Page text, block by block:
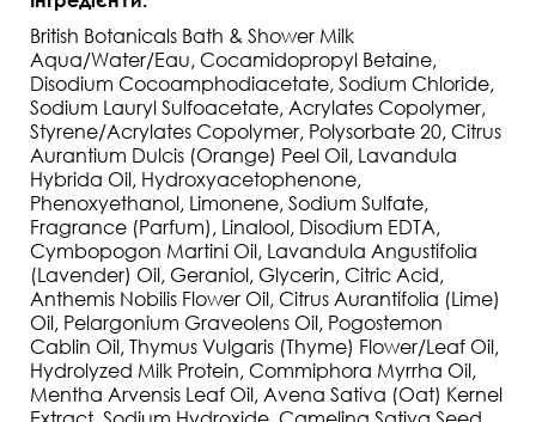
British Botanicals Bath & Shower Milk
Aqua/Water/Eau, Cocamidopropyl Betaine,
Disodium Cocoamphodiacetate, Sodium Chloride,
Sodium Lauryl Sulfoacetate, Acrylates Copolymer,
Styrene/Acrylates Copolymer, Polysorbate 20, Citrus
Aurantium Dulcis (Orange) Peel Oil, Lavandula
Hybrida Oil, Hydroxyacetophenone,
Phenoxyethanol, Limonene, Sodium Sulfate,
Fragrance (Parfum), Linalool, Disodium EDTA,
Cymbopogon Martini Oil, Lavandula Angustifolia
(Lavender) Oil, Geraniol, Glycerin, Citric Acid,
Anthemis Nobilis Flower Oil, Citrus Aurantifolia (Lime)
Oil, Pelargonium Graveolens Oil, Pogostemon
Cablin Oil, Thymus Vulgaris (Thyme) Flower/Leaf Oil,
Hydrolyzed Milk Protein, Commiphora Myrrha Oil,
Mentha Arvensis Leaf Oil, Avena Sativa (Oat) Kernel